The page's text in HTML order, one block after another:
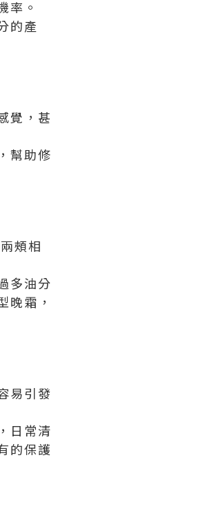
率。
的產
覺，甚
幫助修
頰相
多油分
晚霜，
易引發
日常清
的保護